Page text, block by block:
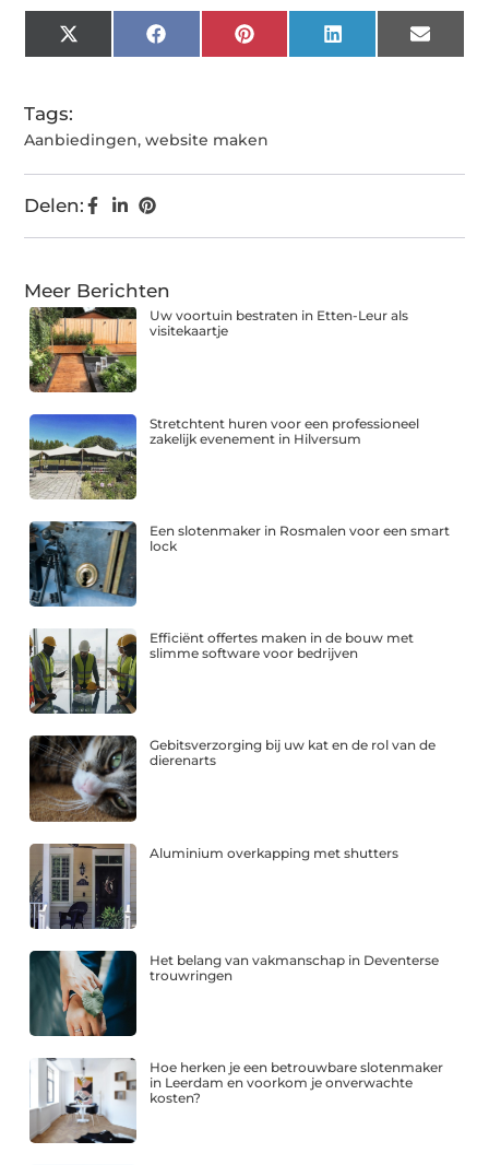
X
(Twitter)
FacebookPinterestLinkedIn Email
Tags:
Aanbiedingen,website maken
Delen:
Meer Berichten
Uw voortuin bestraten in Etten-Leur als
visitekaartje
Stretchtent huren voor een professioneel
zakelijk evenement in Hilversum
Een slotenmaker in Rosmalen voor een smart
lock
Efficiënt offertes maken in de bouw met
slimme software voor bedrijven
Gebitsverzorging bij uw kat en de rol van de
dierenarts
Aluminium overkapping met shutters
Het belang van vakmanschap in Deventerse
trouwringen
Hoe herken je een betrouwbare slotenmaker
in Leerdam en voorkom je onverwachte
kosten?